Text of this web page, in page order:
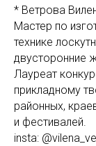
* Ветрова
Мастер по
технике
двусторонние
Лауреат
прикладному
районных,
и фестивалей.
insta: